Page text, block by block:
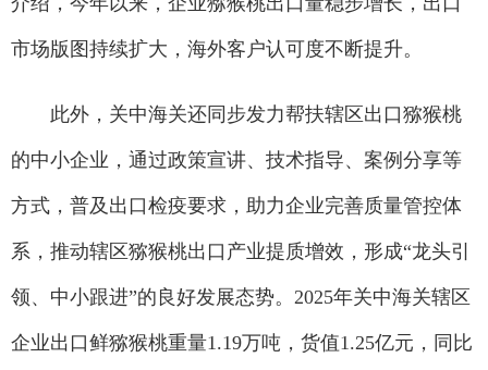
市场版图持续扩大，海外客户认可度不断提升。
此外，关中海关还同步发力帮扶辖区出口猕猴桃
的中小企业，通过政策宣讲、技术指导、案例分享等
方式，普及出口检疫要求，助力企业完善质量管控体
系，推动辖区猕猴桃出口产业提质增效，形成“龙头引
领、中小跟进”的良好发展态势。2025年关中海关辖区
企业出口鲜猕猴桃重量1.19万吨，货值1.25亿元，同比